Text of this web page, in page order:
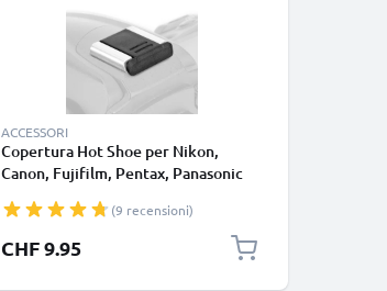
ACCESSORI
Copertura Hot Shoe per Nikon,
Canon, Fujifilm, Pentax, Panasonic
(9 recensioni)
CHF 9.95